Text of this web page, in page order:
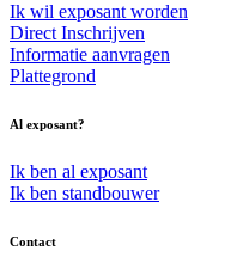
Ik wil exposant worden
Direct Inschrijven
Informatie aanvragen
Plattegrond
Al exposant?
Ik ben al exposant
Ik ben standbouwer
Contact